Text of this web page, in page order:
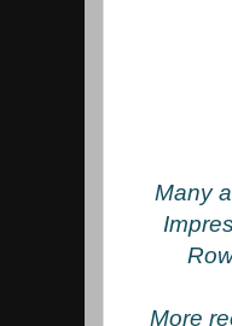
Many
More